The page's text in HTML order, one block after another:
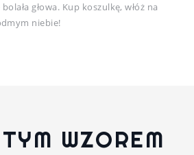
głowa. Kup koszulkę, włóż na
niebie!
WZOREM